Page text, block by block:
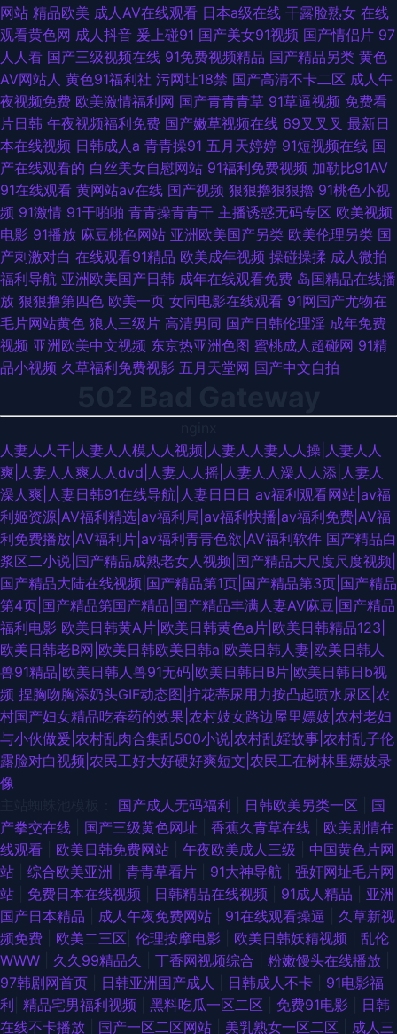
网站 精品欧美 成人AV在线观看 日本a级在线 干露脸熟女 在线
观看黄色网 成人抖音 爰上碰91 国产美女91视频 国产情侣片 97
人人看 国产三级视频在线 91免费视频精品 国产精品另类 黄色
AV网站人 黄色91福利社 污网址18禁 国产高清不卡二区 成人午
夜视频免费 欧美激情福利网 国产青青青草 91草逼视频 免费看
片日韩 午夜视频福利免费 国产嫩草视频在线 69叉叉叉 最新日
本在线视频 日韩成人a 青青操91 五月天婷婷 91短视频在线 国
产在线观看的 白丝美女自慰网站 91福利免费视频 加勒比91AV
91在线观看 黄网站av在线 国产视频 狠狠擼狠狠擼 91桃色小视
频 91激情 91干啪啪 青青操青青干 主播诱惑无码专区 欧美视频
电影 91播放 麻豆桃色网站 亚洲欧美国产另类 欧美伦理另类 国
产刺激对白 在线观看91精品 欧美成年视频 操碰操揉 成人微拍
福利导航 亚洲欧美国产日韩 成年在线观看免费 岛国精品在线播
放 狠狠撸第四色 欧美一页 女同电影在线观看 91网国产尤物在
毛片网站黄色 狼人三级片 高清男同 国产日韩伦理淫 成年免费
视频 亚洲欧美中文视频 东京热亚洲色图 蜜桃成人超碰网 91精
品小视频 久草福利免费视影 五月天堂网 国产中文自拍
人妻人人干|人妻人人模人人视频|人妻人人妻人人操|人妻人人
爽|人妻人人爽人人dvd|人妻人人摇|人妻人人澡人人添|人妻人
澡人爽|人妻日韩91在线导航|人妻日日日 av福利观看网站|av福
利姬资源|AV福利精选|av福利局|av福利快播|av福利免费|AV福
利免费播放|AV福利片|av福利青青色欲|AV福利软件 国产精品白
浆区二小说|国产精品成熟老女人视频|国产精品大尺度尺度视频|
国产精品大陆在线视频|国产精品第1页|国产精品第3页|国产精品
第4页|国产精品第国产精品|国产精品丰满人妻AV麻豆|国产精品
福利电影 欧美日韩黄A片|欧美日韩黄色a片|欧美日韩精品123|
欧美日韩老B网|欧美日韩欧美日韩a|欧美日韩人妻|欧美日韩人
兽91精品|欧美日韩人兽91无码|欧美日韩日B片|欧美日韩日b视
频 捏胸吻胸添奶头GIF动态图|拧花蒂尿用力按凸起喷水尿区|农
村国产妇女精品吃春药的效果|农村妓女路边屋里嫖妓|农村老妇
与小伙做爰|农村乱肉合集乱500小说|农村乱婬故事|农村乱子伦
露脸对白视频|农民工好大好硬好爽短文|农民工在树林里嫖妓录
像
国产成人无码福利 日韩欧美另类一区
国
产拳交在线
国产三级黄色网址 香蕉久青草在线
欧美剧情在
线观看
欧美日韩免费网站 午夜欧美成人三级
中国黄色片网
站
综合欧美亚洲 青青草看片 91大神导航
强奸网址毛片网
站
免费日本在线视频 日韩精品在线视频 91成人精品
亚洲
国产日本精品
成人午夜免费网站 91在线观看操逼
久草新视
频免费
欧美二三区 伦理按摩电影 欧美日韩妖精视频
乱伦
WWW
久久99精品久 丁香网视频综合 粉嫩馒头在线播放
97韩剧网首页
日韩亚洲国产成人 日韩成人不卡
91电影福
利 精品宅男福利视频 黑料吃瓜一区二区 免费91电影
日韩
在线不卡播放
国产一区二区网站 美乳熟女一区二区 成人三